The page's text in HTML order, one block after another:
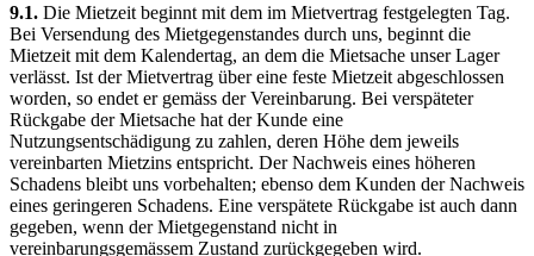
9.1. Die Mietzeit beginnt mit dem im Mietvertrag festgelegten Tag.
Bei Versendung des Mietgegenstandes durch uns, beginnt die
Mietzeit mit dem Kalendertag, an dem die Mietsache unser Lager
verlässt. Ist der Mietvertrag über eine feste Mietzeit abgeschlossen
worden, so endet er gemäss der Vereinbarung. Bei verspäteter
Rückgabe der Mietsache hat der Kunde eine
Nutzungsentschädigung zu zahlen, deren Höhe dem jeweils
vereinbarten Mietzins entspricht. Der Nachweis eines höheren
Schadens bleibt uns vorbehalten; ebenso dem Kunden der Nachweis
eines geringeren Schadens. Eine verspätete Rückgabe ist auch dann
gegeben, wenn der Mietgegenstand nicht in
vereinbarungsgemässem Zustand zurückgegeben wird.